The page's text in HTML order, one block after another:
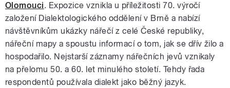
Olomouci. Expozice vznikla u příležitosti 70. výročí
založení Dialektologického oddělení v Brně a nabízí
návštěvníkům ukázky nářečí z celé České republiky,
nářeční mapy a spoustu informací o tom, jak se dřív žilo a
hospodařilo. Nejstarší záznamy nářečních jevů vznikaly
na přelomu 50. a 60. let minulého století. Tehdy řada
respondentů používala dialekt jako běžný jazyk.